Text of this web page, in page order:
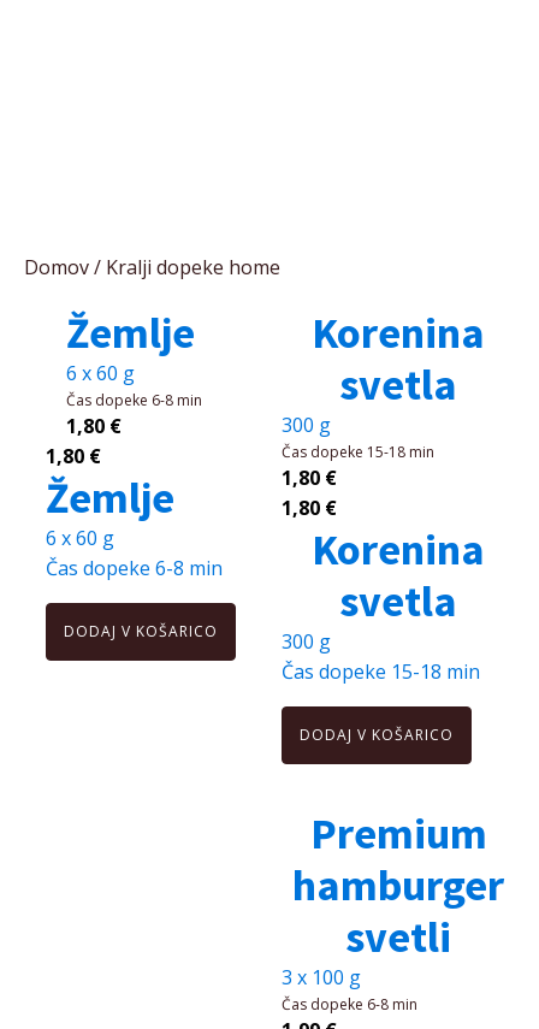
Domov/ Kralji dopeke home
Žemlje
6 x 60 g
Čas dopeke 6-8 min
1,80 €
1,80 €
Žemlje
6 x 60 g
Čas dopeke 6-8 min
DODAJ V KOŠARICO
Korenina
svetla
300 g
Čas dopeke 15-18 min
1,80 €
1,80 €
Korenina
svetla
300 g
Čas dopeke 15-18 min
DODAJ V KOŠARICO
Premium
hamburger
svetli
3 x 100 g
Čas dopeke 6-8 min